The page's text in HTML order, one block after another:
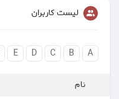
لیست کاربران
A
B
C
D
E
نام